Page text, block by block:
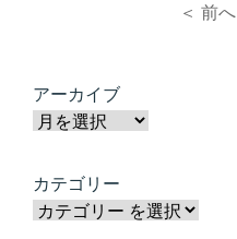
＜ 前へ
アーカイブ
カテゴリー